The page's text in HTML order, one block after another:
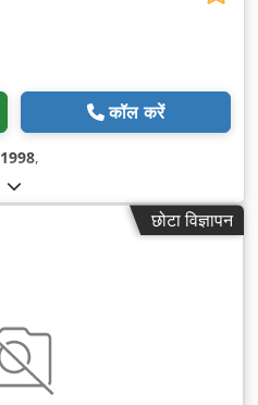
कॉल करें
1998,
छोटा विज्ञापन